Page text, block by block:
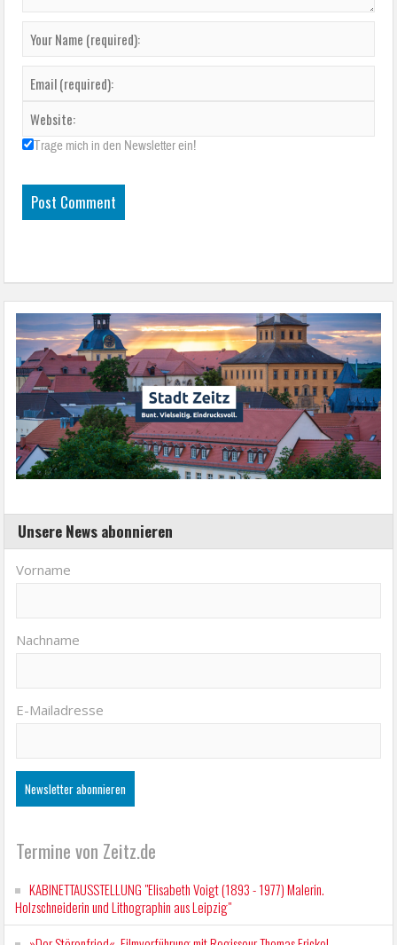
Trage mich in den Newsletter ein!
Unsere News abonnieren
Vorname
Nachname
E-Mailadresse
Termine von Zeitz.de
KABINETTAUSSTELLUNG "Elisabeth Voigt (1893 - 1977) Malerin.
Holzschneiderin und Lithographin aus Leipzig"